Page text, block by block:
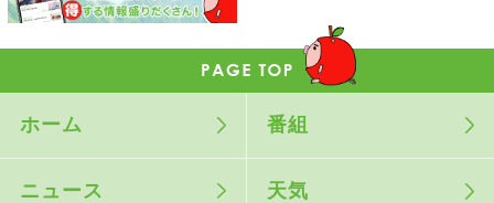
ホーム 番組
ニュース 天気